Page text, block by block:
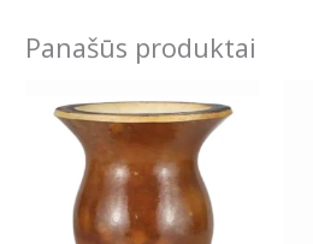
Panašūs produktai
range:
28.79€
through
29.99€
product
has
multiple
variants.
The